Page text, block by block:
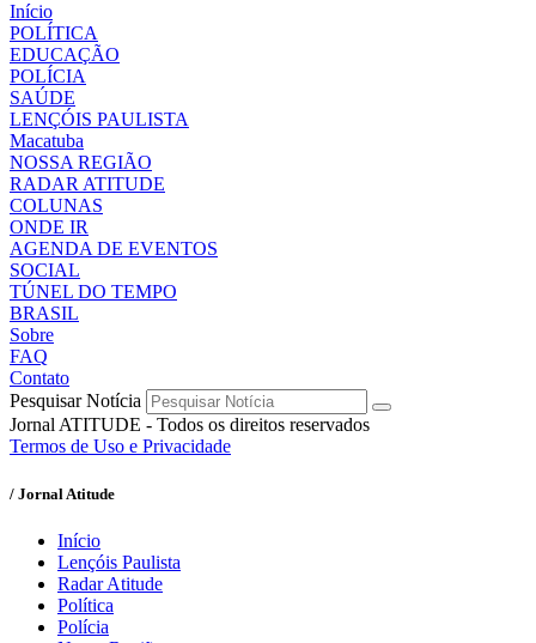
Início
POLÍTICA
EDUCAÇÃO
POLÍCIA
SAÚDE
LENÇÓIS PAULISTA
Macatuba
NOSSA REGIÃO
RADAR ATITUDE
COLUNAS
ONDE IR
AGENDA DE EVENTOS
SOCIAL
TÚNEL DO TEMPO
BRASIL
Sobre
FAQ
Contato
Pesquisar Notícia
Jornal ATITUDE - Todos os direitos reservados
Termos de Uso e Privacidade
/ Jornal Atitude
Início
Lençóis Paulista
Radar Atitude
Política
Polícia